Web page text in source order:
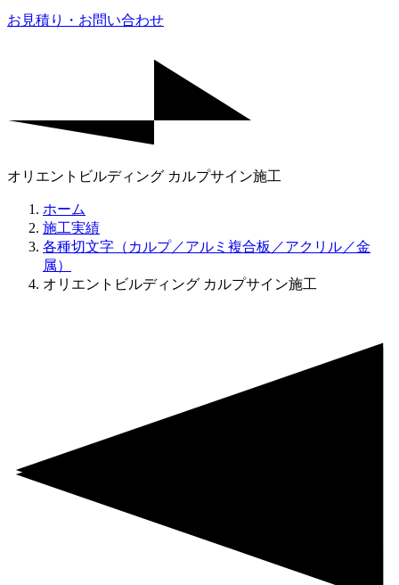
お見積り・お問い合わせ
オリエントビルディング カルプサイン施工
ホーム
施工実績
各種切文字（カルプ／アルミ複合板／アクリル／金
属）
オリエントビルディング カルプサイン施工